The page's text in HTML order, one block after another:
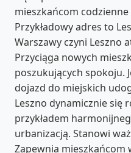
mieszkańcom
Przykładowy adres to
Warszawy czyni Leszno
Przyciąga nowych
poszukujących spokoju.
dojazd do miejskich
Leszno dynamicznie się
przykładem
urbanizacją. Stanowi
Zapewnia mieszkańcom